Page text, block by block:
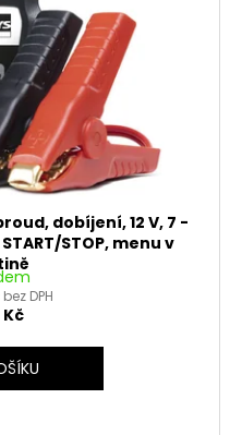
dobíjení, 12 V, 7 -
STOP, menu v
DPH
Kč